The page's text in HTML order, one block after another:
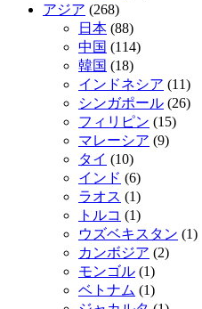
アジア (268)
日本 (88)
中国 (114)
韓国 (18)
インドネシア (11)
シンガポール (26)
フィリピン (15)
マレーシア (9)
タイ (10)
インド (6)
ラオス (1)
トルコ (1)
ウズベキスタン (1)
カンボジア (2)
モンゴル (1)
ベトナム (1)